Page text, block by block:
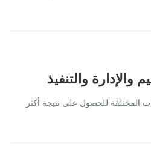
والإدارة والتنفيذ
للحصول على نتيجة أكثر